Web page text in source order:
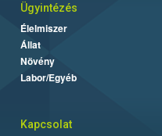
Ügyintézés
Élelmiszer
Állat
Növény
Labor/Egyéb
Kapcsolat